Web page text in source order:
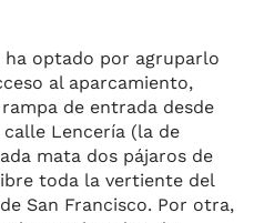
optado por agruparlo
al aparcamiento,
de entrada desde
Lencería (la de
mata dos pájaros de
toda la vertiente del
San Francisco. Por otra,